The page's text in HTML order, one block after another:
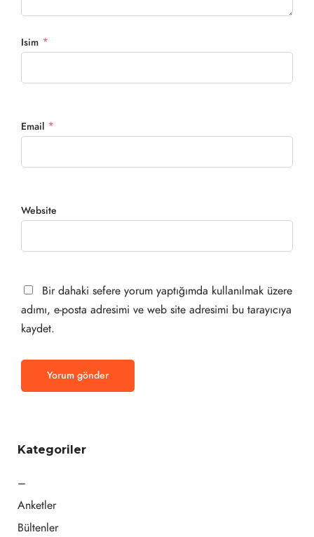
Isim *
Email *
Website
Bir dahaki sefere yorum yaptığımda kullanılmak üzere
adımı, e-posta adresimi ve web site adresimi bu tarayıcıya
kaydet.
Kategoriler
–
Anketler
Bültenler